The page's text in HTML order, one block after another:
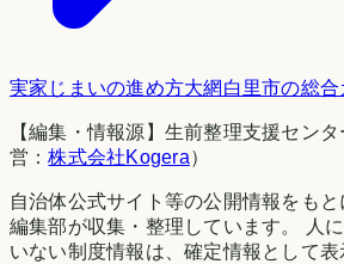
実家じまいの進め方大網白里市の総合
【編集・情報源】生前整理支援セン
営：株式会社Kogera）
自治体公式サイト等の公開情報をも
編集部が収集・整理しています。 人
いない制度情報は、確定情報として表